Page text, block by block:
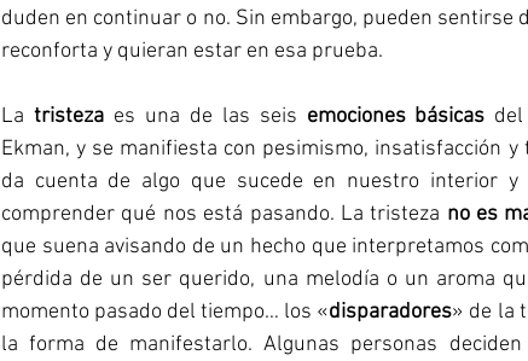
duden en continuar o no. Sin embargo, pueden sentirse
reconforta y quieran estar en esa prueba.
La tristeza es una de las seis emociones básicas
Ekman, y se manifiesta con pesimismo, insatisfacción
da cuenta de algo que sucede en nuestro interior
comprender qué nos está pasando. La tristeza no es
que suena avisando de un hecho que interpretamos
pérdida de un ser querido, una melodía o un aroma
momento pasado del tiempo… los «disparadores» de la
la forma de manifestarlo. Algunas personas